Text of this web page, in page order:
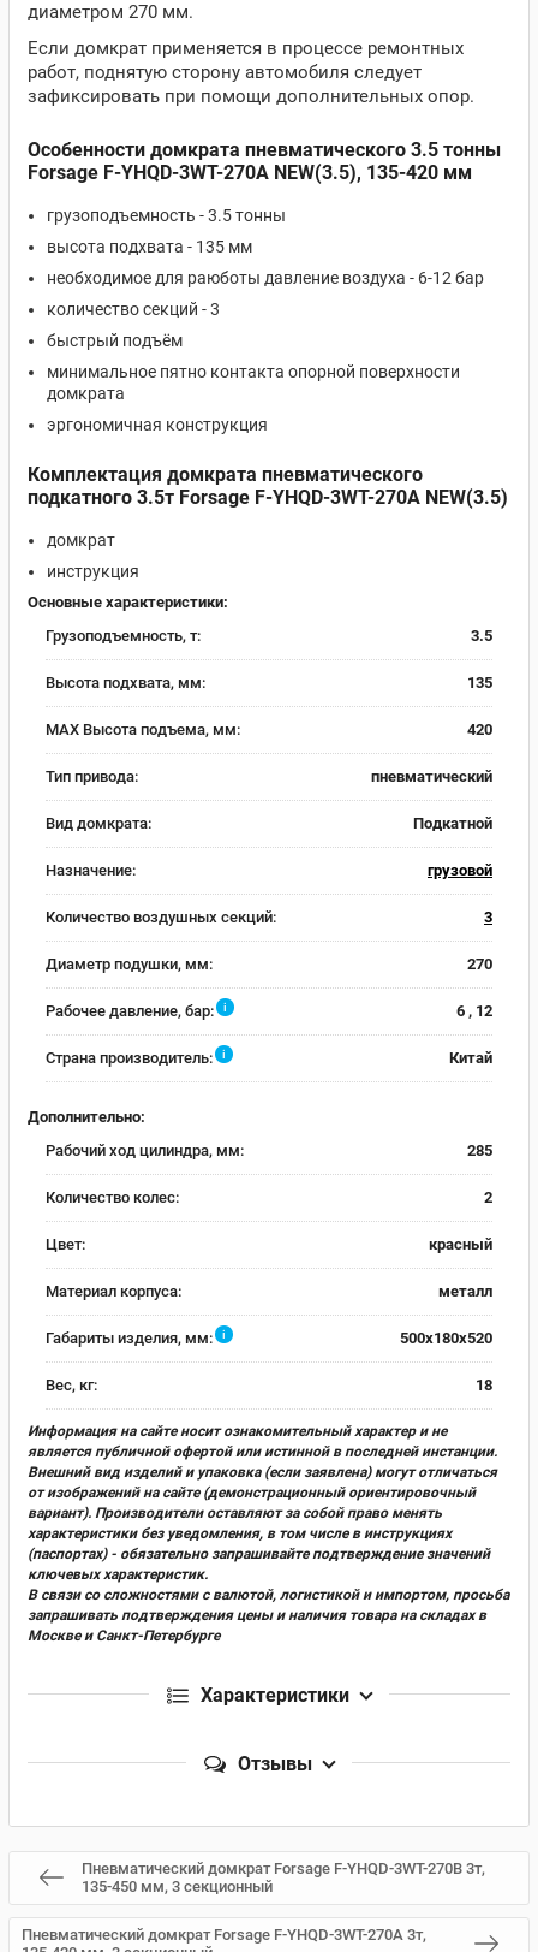
диаметром 270 мм.
Если домкрат применяется в процессе ремонтных
работ, поднятую сторону автомобиля следует
зафиксировать при помощи дополнительных опор.
Особенности домкрата пневматического 3.5 тонны
Forsage F-YHQD-3WT-270A NEW(3.5), 135-420 мм
грузоподъемность - 3.5 тонны
высота подхвата - 135 мм
необходимое для раюботы давление воздуха - 6-12 бар
количество секций - 3
быстрый подъём
минимальное пятно контакта опорной поверхности
домкрата
эргономичная конструкция
Комплектация домкрата пневматического
подкатного 3.5т Forsage F-YHQD-3WT-270A NEW(3.5)
домкрат
инструкция
Основные характеристики:
Грузоподъемность, т:
3.5
Высота подхвата, мм: 135
MAX Высота подъема, мм: 420
Тип привода: пневматический
Вид домкрата: Подкатной
Назначение: грузовой
Количество воздушных секций: 3
Диаметр подушки, мм: 270
Рабочее давление, бар: i 6 , 12
Страна производитель: i Китай
Дополнительно:
Рабочий ход цилиндра, мм:
285
Количество колес: 2
Цвет: красный
Материал корпуса: металл
Габариты изделия, мм: i 500x180x520
Вес, кг: 18
Информация на сайте носит ознакомительный характер и не
является публичной офертой или истинной в последней инстанции.
Внешний вид изделий и упаковка (если заявлена) могут отличаться
от изображений на сайте (демонстрационный ориентировочный
вариант). Производители оставляют за собой право менять
характеристики без уведомления, в том числе в инструкциях
(паспортах) - обязательно запрашивайте подтверждение значений
ключевых характеристик.
В связи со сложностями с валютой, логистикой и импортом, просьба
запрашивать подтверждения цены и наличия товара на складах в
Москве и Санкт-Петербурге
Характеристики
Отзывы
Пневматический домкрат Forsage F-YHQD-3WT-270B 3т,
135-450 мм, 3 секционный
Пневматический домкрат Forsage F-YHQD-3WT-270A 3т,